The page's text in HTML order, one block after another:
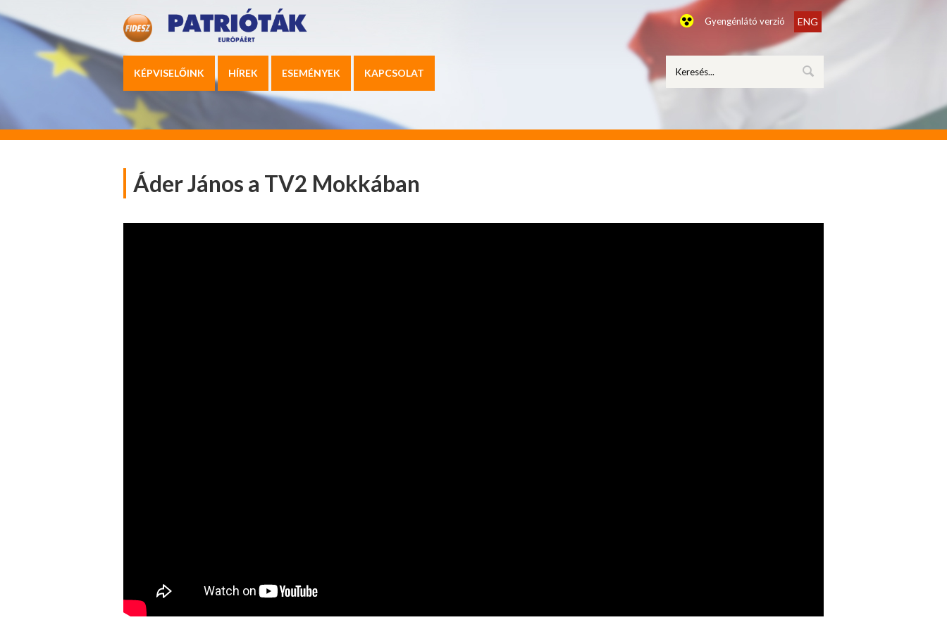
Gyengénlátó verzió ENG
KÉPVISELŐINK HÍREK ESEMÉNYEK KAPCSOLAT
Áder János a TV2 Mokkában